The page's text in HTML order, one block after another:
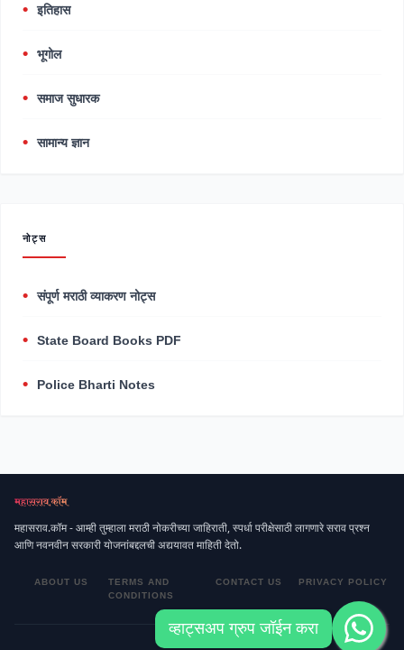
इतिहास
भूगोल
समाज सुधारक
सामान्य ज्ञान
नोट्स
संपूर्ण मराठी व्याकरण नोट्स
State Board Books PDF
Police Bharti Notes
महासराव.कॉम - आम्ही तुम्हाला मराठी नोकरीच्या जाहिराती, स्पर्धा परीक्षेसाठी लागणारे सराव प्रश्न
आणि नवनवीन सरकारी योजनांबद्दलची अद्ययावत माहिती देतो.
ABOUT US
TERMS AND
CONDITIONS
CONTACT US PRIVACY POLICY
व्हाट्सअप ग्रुप जॉईन करा